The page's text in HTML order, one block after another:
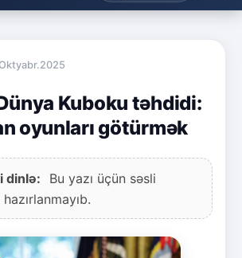
Kuboku təhdidi:
oyunları götürmək
dinlə:
Bu yazı üçün səsli